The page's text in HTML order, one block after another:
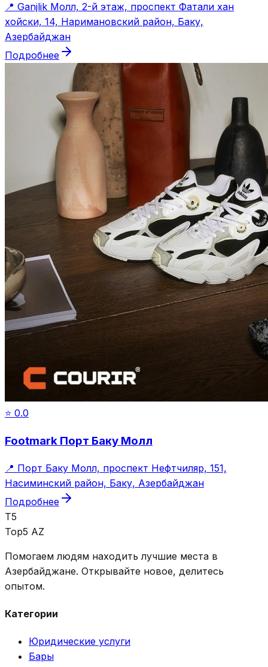
📍 Ganjlik Молл, 2-й этаж, проспект Фатали хан
хойски, 14, Наримановский район, Баку,
Азербайджан
Подробнее
⭐ 0.0
Footmark Порт Баку Молл
📍 Порт Баку Молл, проспект Нефтчиляр, 151,
Насиминский район, Баку, Азербайджан
Подробнее
T5
Top5 AZ
Помогаем людям находить лучшие места в
Азербайджане. Открывайте новое, делитесь
опытом.
Категории
Юридические услуги
Бары